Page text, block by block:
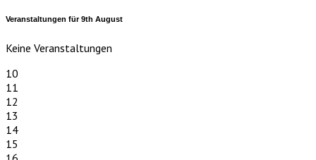
Veranstaltungen für9th August
Keine Veranstaltungen
10
11
12
13
14
15